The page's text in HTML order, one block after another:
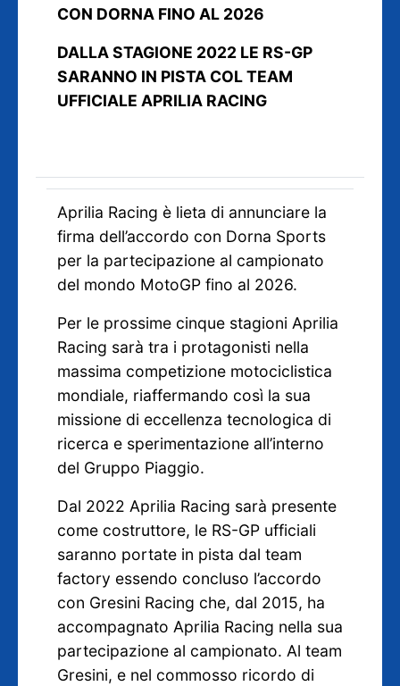
CON DORNA FINO AL 2026
DALLA STAGIONE 2022 LE RS-GP
SARANNO IN PISTA COL TEAM
UFFICIALE APRILIA RACING
Aprilia Racing è lieta di annunciare la
firma dell’accordo con Dorna Sports
per la partecipazione al campionato
del mondo MotoGP fino al 2026.
Per le prossime cinque stagioni Aprilia
Racing sarà tra i protagonisti nella
massima competizione motociclistica
mondiale, riaffermando così la sua
missione di eccellenza tecnologica di
ricerca e sperimentazione all’interno
del Gruppo Piaggio.
Dal 2022 Aprilia Racing sarà presente
come costruttore, le RS-GP ufficiali
saranno portate in pista dal team
factory essendo concluso l’accordo
con Gresini Racing che, dal 2015, ha
accompagnato Aprilia Racing nella sua
partecipazione al campionato. Al team
Gresini, e nel commosso ricordo di